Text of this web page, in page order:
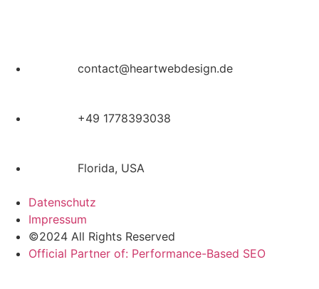
contact@heartwebdesign.de
+49 1778393038
Florida, USA
Datenschutz
Impressum
©2024 All Rights Reserved
Official Partner of: Performance-Based SEO